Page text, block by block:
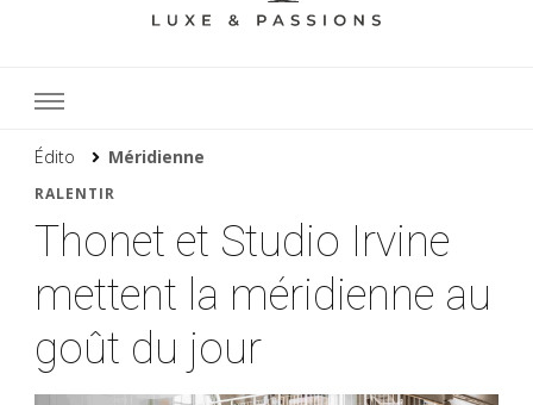
Édito Méridienne
RALENTIR
Thonet et Studio Irvine
mettent la méridienne au
goût du jour